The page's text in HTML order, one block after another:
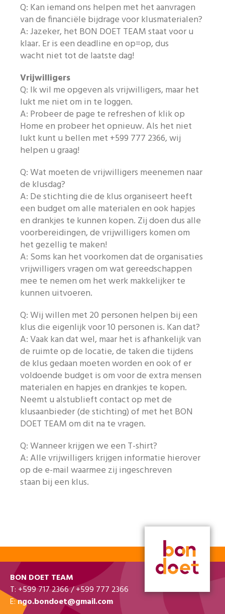
Q: Kan iemand ons helpen met het aanvragen
van de financiële bijdrage voor klusmaterialen?
A: Jazeker, het BON DOET TEAM staat voor u
klaar. Er is een deadline en op=op, dus
wacht niet tot de laatste dag!
Vrijwilligers
Q: Ik wil me opgeven als vrijwilligers, maar het
lukt me niet om in te loggen.
A: Probeer de page te refreshen of klik op
Home en probeer het opnieuw. Als het niet
lukt kunt u bellen met +599 777 2366, wij
helpen u graag!
Q: Wat moeten de vrijwilligers meenemen naar
de klusdag?
A: De stichting die de klus organiseert heeft
een budget om alle materialen en ook hapjes
en drankjes te kunnen kopen. Zij doen dus alle
voorbereidingen, de vrijwilligers komen om
het gezellig te maken!
A: Soms kan het voorkomen dat de organisaties
vrijwilligers vragen om wat gereedschappen
mee te nemen om het werk makkelijker te
kunnen uitvoeren.
Q: Wij willen met 20 personen helpen bij een
klus die eigenlijk voor 10 personen is. Kan dat?
A: Vaak kan dat wel, maar het is afhankelijk van
de ruimte op de locatie, de taken die tijdens
de klus gedaan moeten worden en ook of er
voldoende budget is om voor de extra mensen
materialen en hapjes en drankjes te kopen.
Neemt u alstublieft contact op met de
klusaanbieder (de stichting) of met het BON
DOET TEAM om dit na te vragen.
Q: Wanneer krijgen we een T-shirt?
A: Alle vrijwilligers krijgen informatie hierover
op de e-mail waarmee zij ingeschreven
staan bij een klus.
BON DOET TEAM
T: +599 717 2366 / +599 777 2366
E:ngo.bondoet@gmail.com